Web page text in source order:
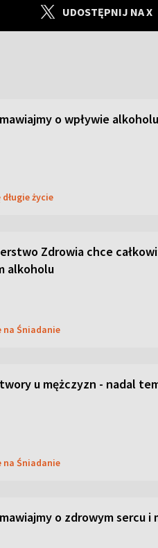
UDOSTĘPNIJ NA X
o wpływie
długie życie
Zdrowia chce
alkoholu
na Śniadanie
u mężczyzn - nadal
na Śniadanie
o zdrowym sercu i